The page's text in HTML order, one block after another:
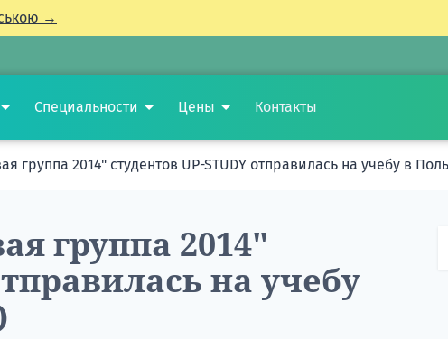
→
Специальности Цены Контакты
группа 2014" студентов UP-STUDY отправилась на учебу в
группа 2014"
на учебу